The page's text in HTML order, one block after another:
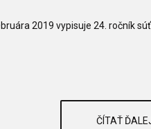
2019 vypisuje 24. ročník
ČÍTAŤ